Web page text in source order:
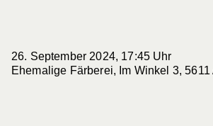
26. September 2024, 17:45 Uhr
Ehemalige Färberei, Im Winkel 3, 5611